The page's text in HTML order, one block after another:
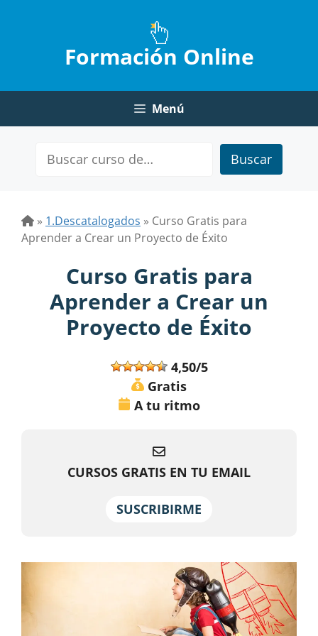
Formación Online
Menú
Buscar
» 1.Descatalogados » Curso Gratis para
Aprender a Crear un Proyecto de Éxito
Curso Gratis para
Aprender a Crear un
Proyecto de Éxito
4,50/5
Gratis
A tu ritmo
CURSOS GRATIS EN TU EMAIL
SUSCRIBIRME